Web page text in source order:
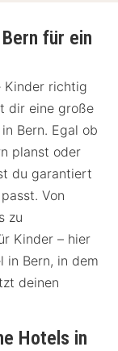
für ein
Kinder richtig
dir eine große
in Bern. Egal ob
planst oder
du garantiert
Von
zu
Kinder – hier
in Bern, in dem
deinen
Hotels in